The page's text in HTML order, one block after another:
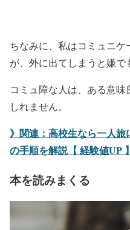
ちなみに、私はコミュニ
が、外に出てしまうと嫌で
コミュ障な人は、ある意
しれません。
》関連：高校生なら一人
の手順を解説【 経験値UP 】
本を読みまくる